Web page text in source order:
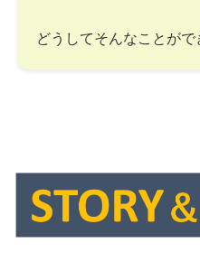
どうしてそんなことがで